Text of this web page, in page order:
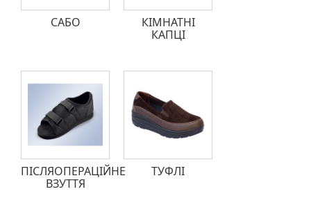
САБО
КІМНАТНІ
КАПЦІ
ПІСЛЯОПЕРАЦІЙНЕ
ВЗУТТЯ
ТУФЛІ